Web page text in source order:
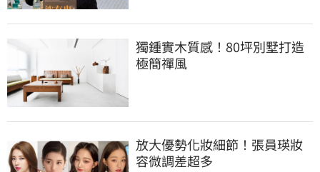
獨鍾實木質感！80坪別墅打造
極簡禪風
放大優勢化妝細節！張員瑛妝
容微調差超多